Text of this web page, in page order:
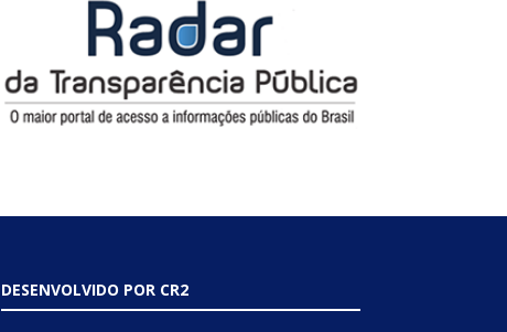
DESENVOLVIDO POR CR2